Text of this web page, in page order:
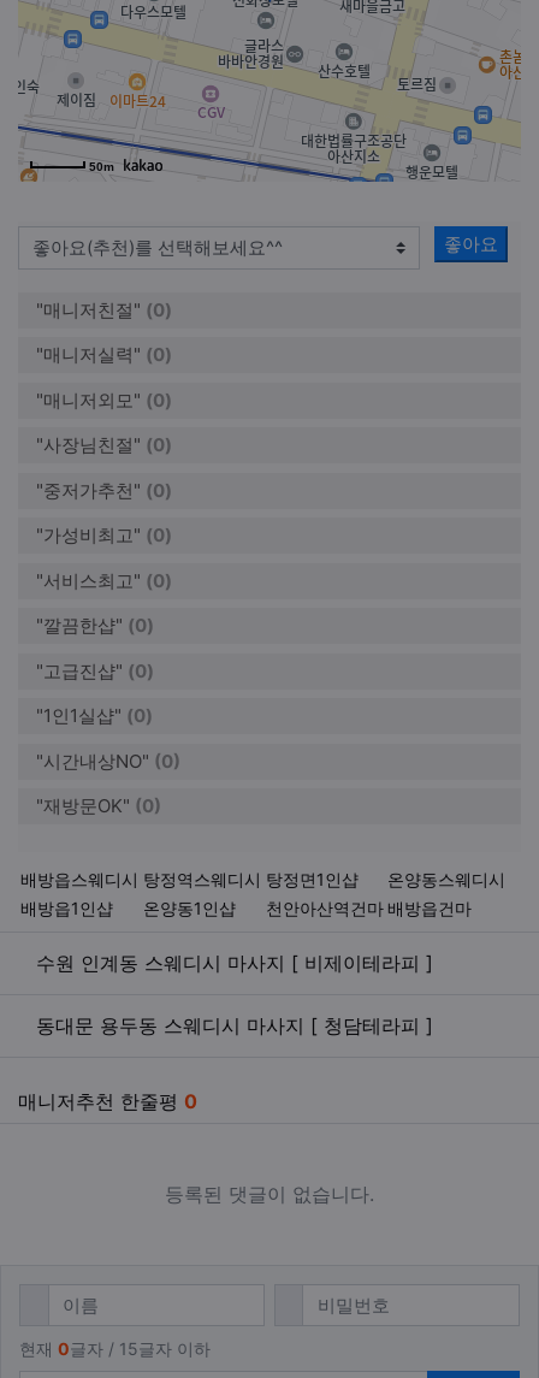
50m
좋아요
"매니저친절" (0)
"매니저실력" (0)
"매니저외모" (0)
"사장님친절" (0)
"중저가추천" (0)
"가성비최고" (0)
"서비스최고" (0)
"깔끔한샵" (0)
"고급진샵" (0)
"1인1실샵" (0)
"시간내상NO" (0)
"재방문OK" (0)
배방읍스웨디시 탕정역스웨디시 탕정면1인샵
온양동스웨디시
배방읍1인샵
온양동1인샵 천안아산역건마 배방읍건마
키워드
관련자료
수원 인계동 스웨디시 마사지 [ 비제이테라피 ]
동대문 용두동 스웨디시 마사지 [ 청담테라피 ]
매니저추천 한줄평 0
등록된 댓글이 없습니다.
댓글쓰기
필수 비밀번호필수
현재 0글자 / 15글자 이하